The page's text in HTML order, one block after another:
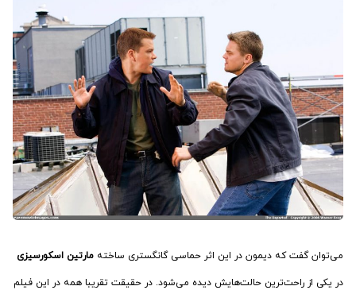
می‌توان گفت که دیمون در این اثر حماسی گانگستری ساخته مارتین اسکورسیزی
در یکی از راحت‌ترین حالت‌هایش دیده می‌شود. در حقیقت تقریبا همه در این فیلم